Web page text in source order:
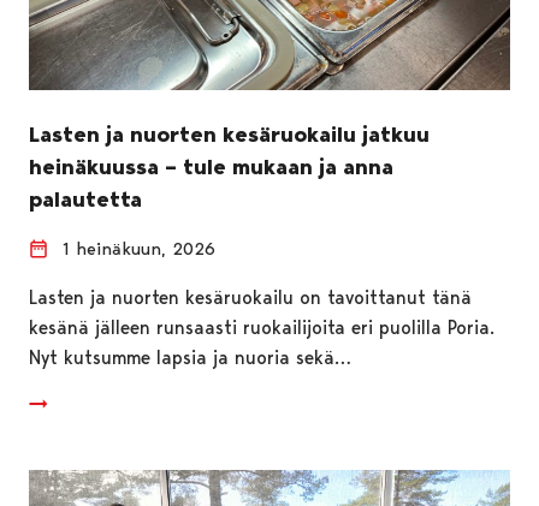
Lasten ja nuorten kesäruokailu jatkuu
heinäkuussa – tule mukaan ja anna
palautetta
1 heinäkuun, 2026
Lasten ja nuorten kesäruokailu on tavoittanut tänä
kesänä jälleen runsaasti ruokailijoita eri puolilla Poria.
Nyt kutsumme lapsia ja nuoria sekä…